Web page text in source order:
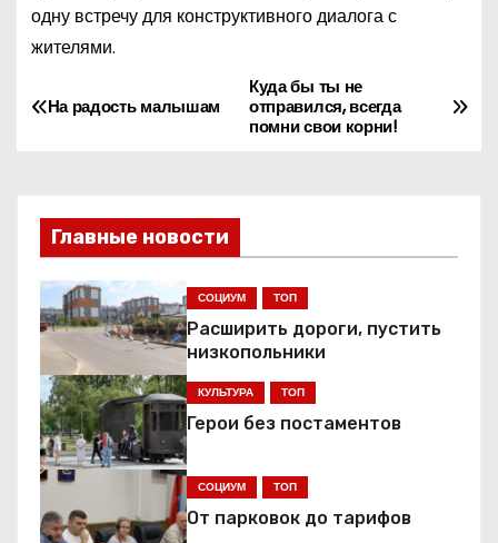
одну встречу для конструктивного диалога с
жителями.
Н
г
а
ц
и
я
п
Куда бы ты не
отправился, всегда
помни свои корни!
На радость малышам
Главные новости
СОЦИУМ ТОП
Расширить дороги, пустить
низкопольники
КУЛЬТУРА ТОП
Герои без постаментов
СОЦИУМ ТОП
От парковок до тарифов